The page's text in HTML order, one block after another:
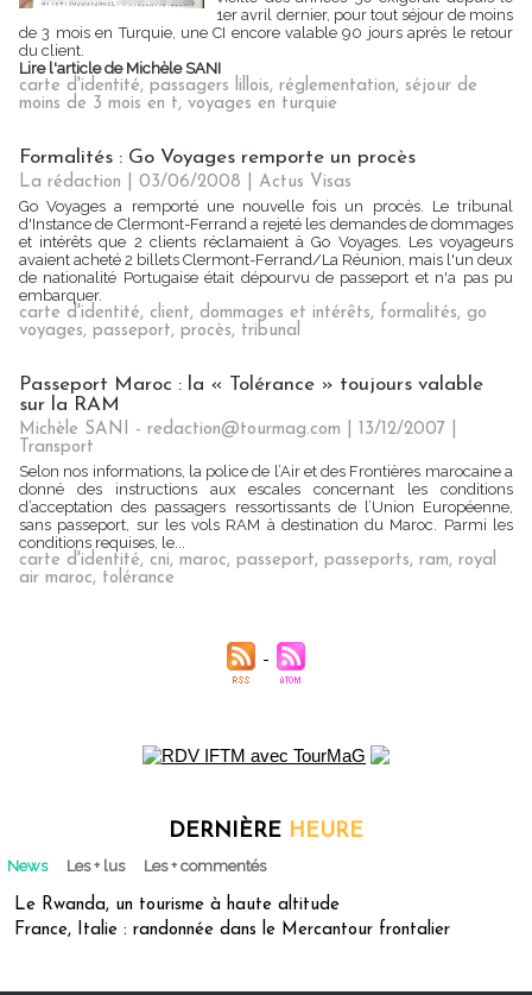
1er avril dernier, pour tout séjour de moins
de 3 mois en Turquie, une CI encore valable 90 jours après le retour
du client.
Lire l'article de Michèle SANI
carte d'identité, passagers lillois, réglementation, séjour de
moins de 3 mois en t, voyages en turquie
Formalités : Go Voyages remporte un procès
La rédaction | 03/06/2008
Actus Visas
Go Voyages a remporté une nouvelle fois un procès. Le tribunal
d'Instance de Clermont-Ferrand a rejeté les demandes de dommages
et intérêts que 2 clients réclamaient à Go Voyages. Les voyageurs
avaient acheté 2 billets Clermont-Ferrand/La Réunion, mais l'un deux
de nationalité Portugaise était dépourvu de passeport et n'a pas pu
embarquer.
carte d'identité, client, dommages et intérêts, formalités, go
voyages, passeport, procès, tribunal
Passeport Maroc : la « Tolérance » toujours valable
sur la RAM
Michèle SANI - redaction@tourmag.com | 13/12/2007
Transport
Selon nos informations, la police de l’Air et des Frontières marocaine a
donné des instructions aux escales concernant les conditions
d’acceptation des passagers ressortissants de l’Union Européenne,
sans passeport, sur les vols RAM à destination du Maroc. Parmi les
conditions requises, le...
carte d'identité, cni, maroc, passeport, passeports, ram, royal
air maroc, tolérance
DERNIÈRE HEURE
News Les + lus Les + commentés
Le Rwanda, un tourisme à haute altitude
France, Italie : randonnée dans le Mercantour frontalier